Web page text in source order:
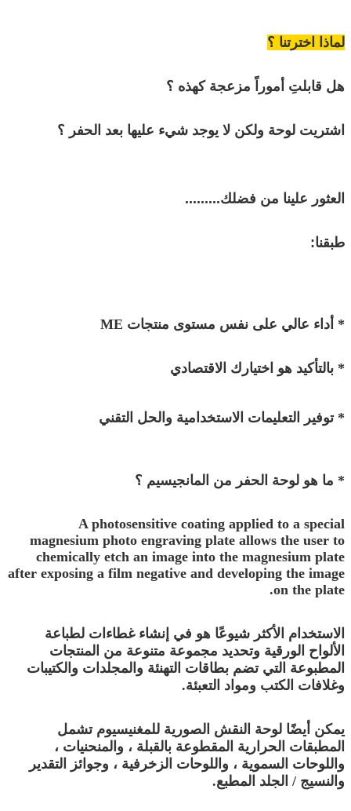
لماذا اخترتنا ؟
هل قابلتِ أموراً مزعجة كهذه ؟
اشتريت لوحة ولكن لا يوجد شيء عليها بعد الحفر ؟
العثور علينا من فضلك.........
طبقنا:
* أداء عالي على نفس مستوى منتجات ME
* بالتأكيد هو اختيارك الاقتصادي
* توفير التعليمات الاستخدامية والحل التقني
* ما هو لوحة الحفر من المانجيسيم ؟
A photosensitive coating applied to a special
magnesium photo engraving plate allows the user to
chemically etch an image into the magnesium plate
after exposing a film negative and developing the image
on the plate.
الاستخدام الأكثر شيوعًا هو في إنشاء غطاءات لطباعة
الألواح الورقية وتحديد مجموعة متنوعة من المنتجات
المطبوعة التي تضم بطاقات التهنئة والمجلدات والكتيبات
وغلافات الكتب ومواد التعبئة.
يمكن أيضًا لوحة النقش الصورية للمغنيسيوم تشمل
المطبقات الحرارية المقطوعة بالقبلة ، والمنحنيات ،
واللوحات السموية ، واللوحات الزخرفية ، وجوائز التقدير
والنسيج / الجلد المطبع.